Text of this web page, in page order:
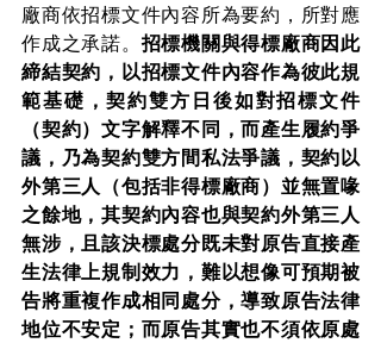
廠商依招標文件內容所為要約，所對應
作成之承諾。 招標機關與得標廠商因此
締結契約，以招標文件內容作為彼此規
範基礎，契約雙方日後如對招標文件
（契約）文字解釋不同，而產生履約爭
議，乃為契約雙方間私法爭議，契約以
外第三人（包括非得標廠商）並無置喙
之餘地，其契約內容也與契約外第三人
無涉，且該決標處分既未對原告直接產
生法律上規制效力，難以想像可預期被
告將重複作成相同處分，導致原告法律
地位不安定；而原告其實也不須依原處